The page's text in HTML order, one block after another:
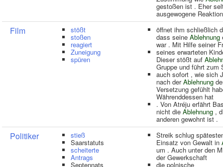
gestoßen ist . Eher
ausgewogene
Film stößt
stoßen
reagiert
Zuneigung
spüren
öffnet ihm schließlich
dass seine Ablehnung
war . Mit Hilfe seiner
seines erwarteten
Dieser stößt auf
Gruppe und führt zum
auch sofort , wie sich
nach derAblehnung
Versetzung gefühlt
Währenddessen hat
. Von Atréju erfährt
nicht die Ablehnung ,
anderen gewohnt ist .
Politiker stieß
Saarstatuts
scheiterte
Antrags
Septennats
Streik schlug
Einsatz von Gewalt in
um . Auch unter den
der Gewerkschaft
die polnische